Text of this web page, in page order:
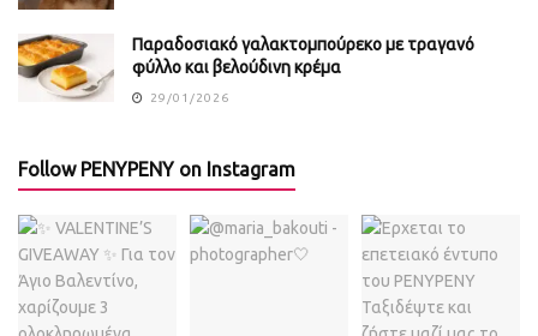
Παραδοσιακό γαλακτομπούρεκο με τραγανό
φύλλο και βελούδινη κρέμα
29/01/2026
Follow PENYPENY on Instagram